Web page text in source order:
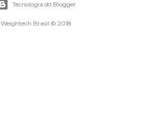
Tecnologia do Blogger
Weightech Brasil © 2018